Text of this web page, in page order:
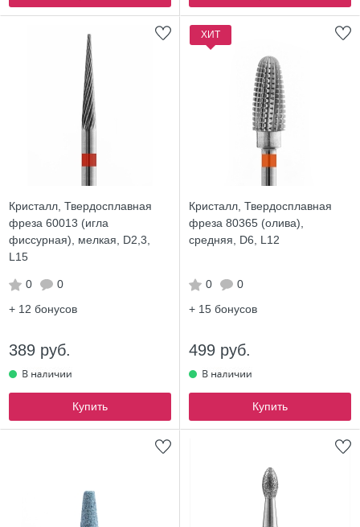
Кристалл, Твердосплавная
фреза 60013 (игла
фиссурная), мелкая, D2,3,
L15
0
0
+ 12 бонусов
389 руб.
Купить
ХИТ
Кристалл, Твердосплавная
фреза 80365 (олива),
средняя, D6, L12
0
0
+ 15 бонусов
499 руб.
Купить